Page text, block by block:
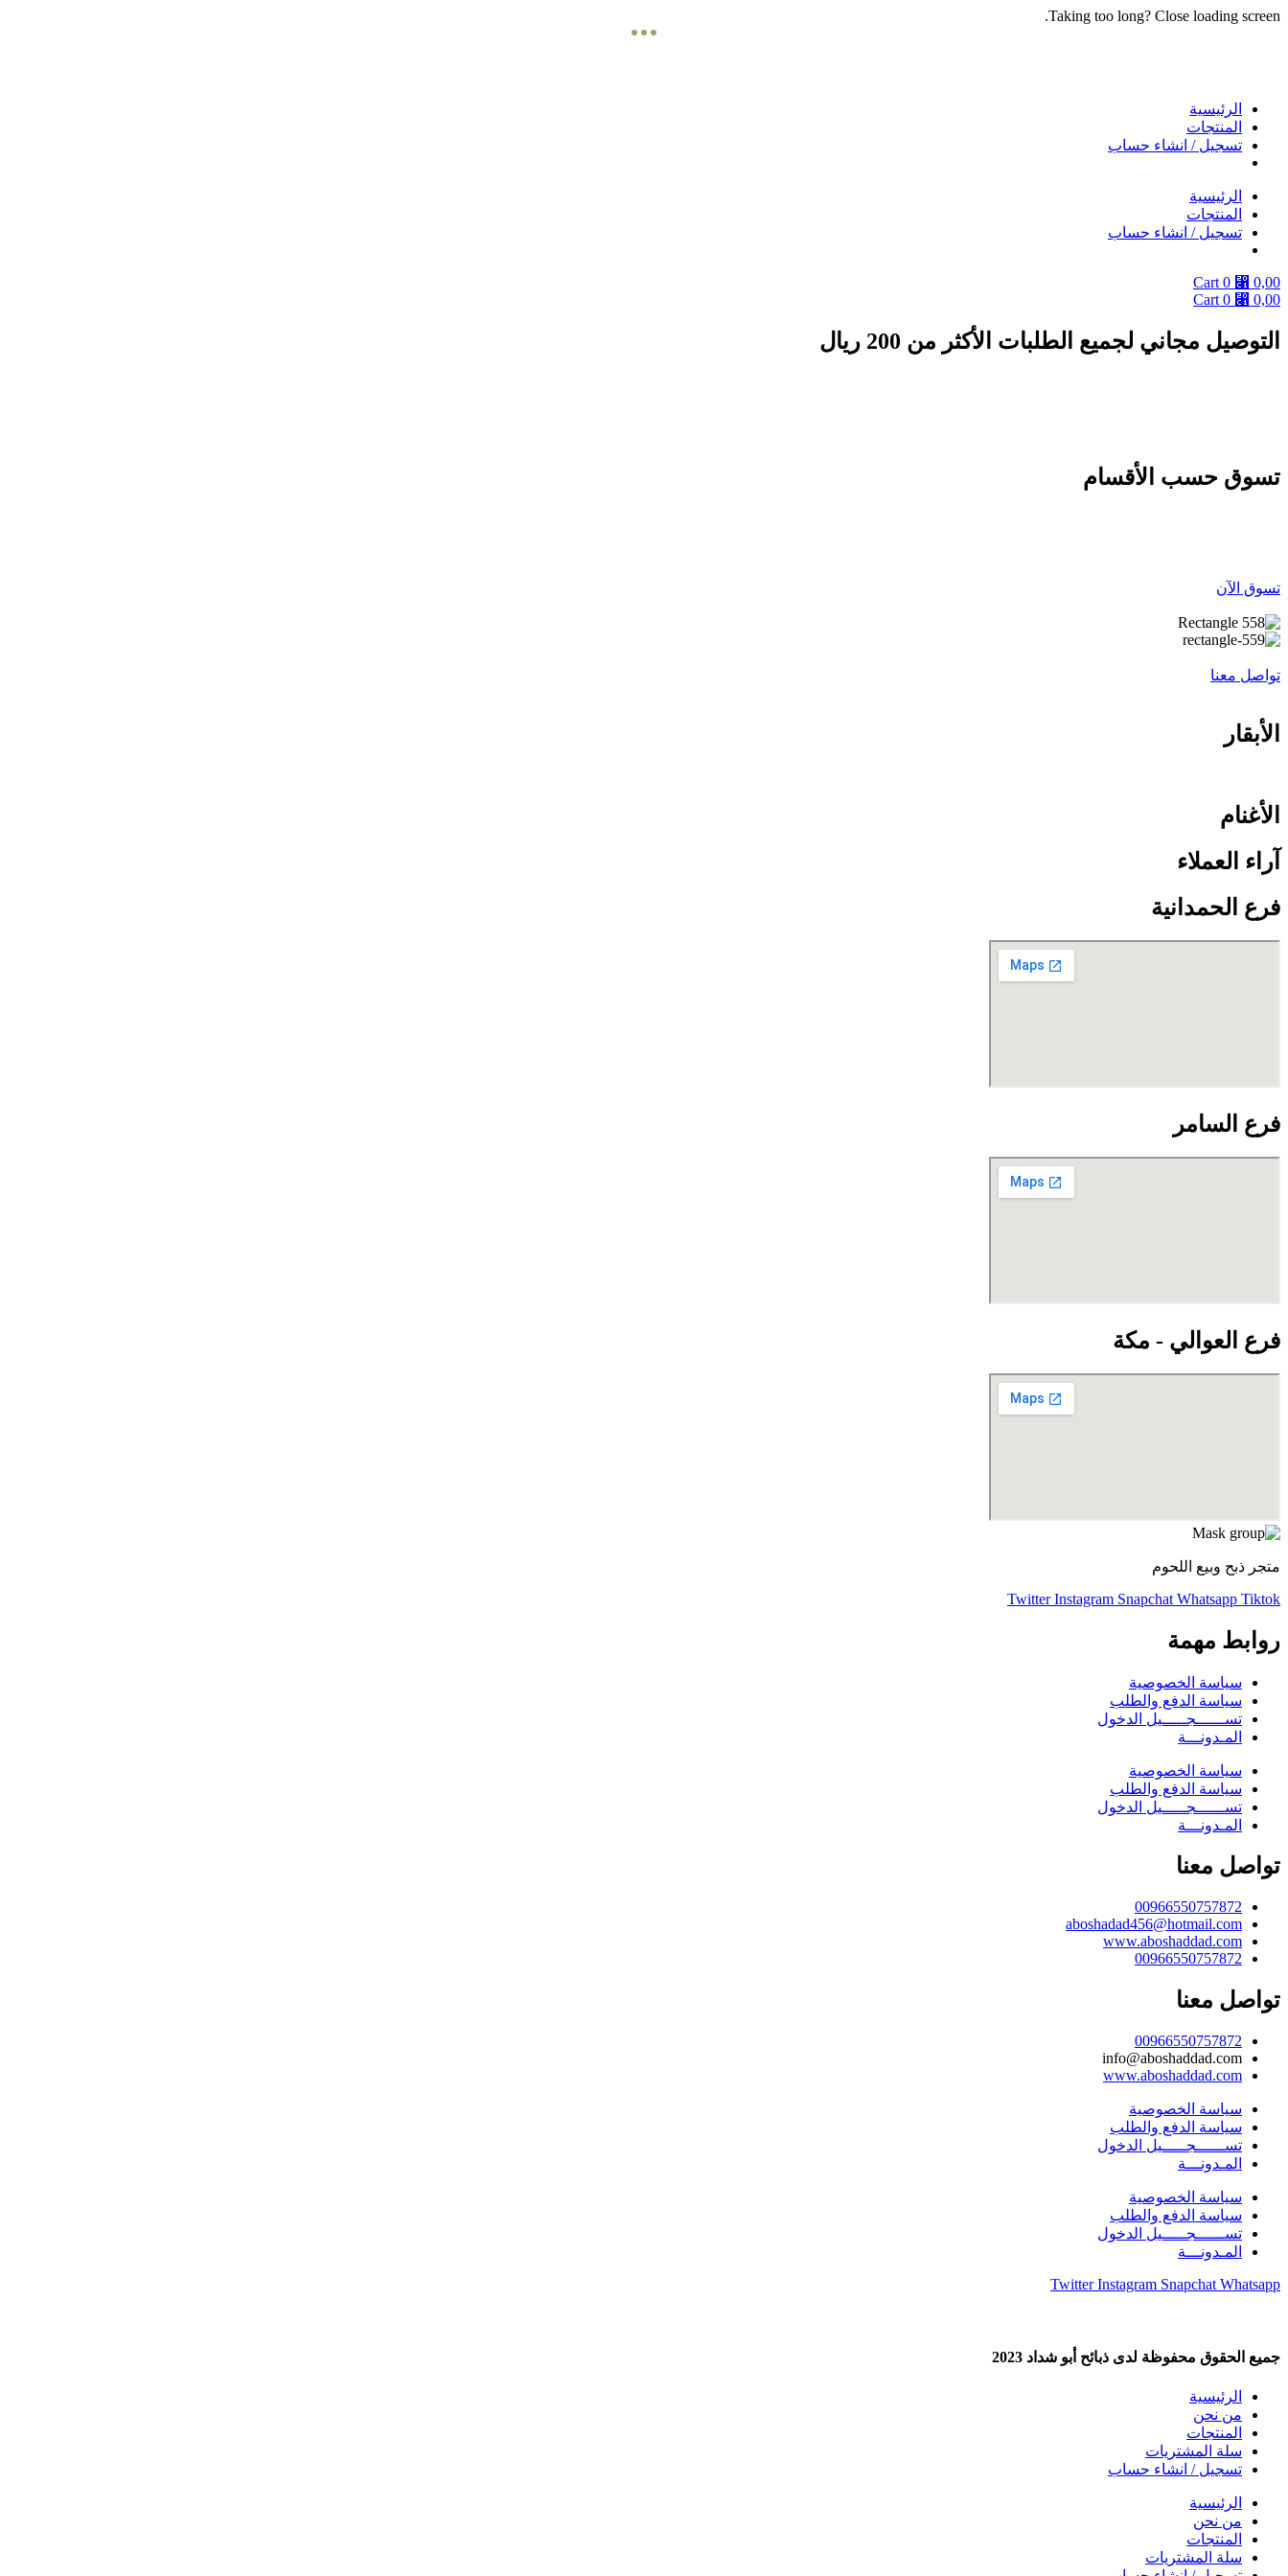
Taking too long? Close loading screen.
content الرئيسية
المنتجات
تسجيل / انشاء حساب
الرئيسية
المنتجات
تسجيل / انشاء حساب
⃁ 0,00
0
Cart
⃁ 0,00
0
Cart
التوصيل مجاني لجميع الطلبات الأكثر من 200 ريال
تسوق حسب الأقسام
تسوق الآن
تواصل معنا
الأبقار
الأغنام
آراء العملاء
فرع الحمدانية
فرع السامر
فرع العوالي - مكة
متجر ذبح وبيع اللحوم
Twitter Instagram Snapchat Whatsapp Tiktok
روابط مهمة
سياسة الخصوصية
سياسة الدفع والطلب
تســــــجـــــيل الدخول
المـدونـــة
سياسة الخصوصية
سياسة الدفع والطلب
تســــــجـــــيل الدخول
المـدونـــة
تواصل معنا
00966550757872
aboshadad456@hotmail.com
www.aboshaddad.com
00966550757872
تواصل معنا
00966550757872
info@aboshaddad.com
www.aboshaddad.com
سياسة الخصوصية
سياسة الدفع والطلب
تســــــجـــــيل الدخول
المـدونـــة
سياسة الخصوصية
سياسة الدفع والطلب
تســــــجـــــيل الدخول
المـدونـــة
Twitter Instagram Snapchat Whatsapp
جميع الحقوق محفوظة لدى ذبائح أبو شداد 2023
الرئيسية
من نحن
المنتجات
سلة المشتريات
تسجيل / انشاء حساب
الرئيسية
من نحن
المنتجات
سلة المشتريات